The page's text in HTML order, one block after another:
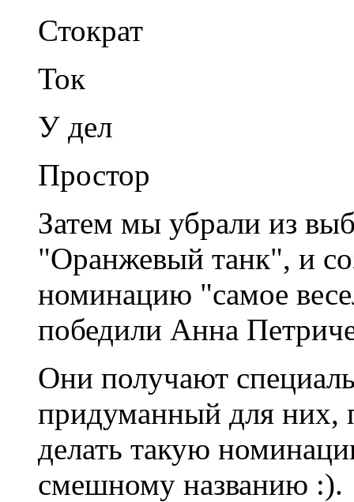
Стократ
Ток
У дел
Простор
Затем мы убрали из
"Оранжевый танк", и
номинацию "самое
победили Анна
Они получают
придуманный для них,
делать такую
смешному названию :).